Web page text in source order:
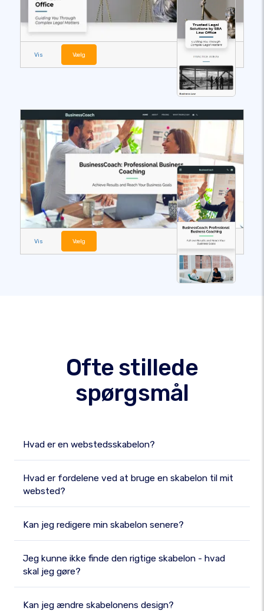
Vis Vælg
Vis Vælg
Ofte stillede
spørgsmål
Hvad er en webstedsskabelon?
Hvad er fordelene ved at bruge en skabelon til mit
websted?
Kan jeg redigere min skabelon senere?
Jeg kunne ikke finde den rigtige skabelon - hvad
skal jeg gøre?
Kan jeg ændre skabelonens design?